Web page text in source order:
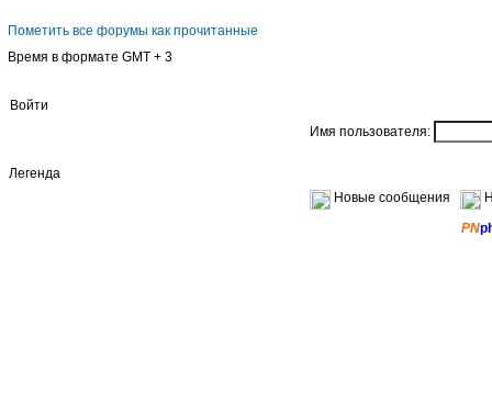
Пометить все форумы как прочитанные
Время в формате GMT + 3
Войти
Имя пользователя:
Легенда
Новые сообщения
PN